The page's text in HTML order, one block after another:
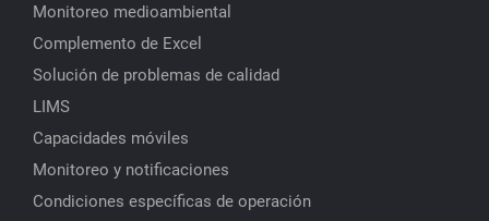
Monitoreo medioambiental
Complemento de Excel
Solución de problemas de calidad
LIMS
Capacidades móviles
Monitoreo y notificaciones
Condiciones específicas de operación